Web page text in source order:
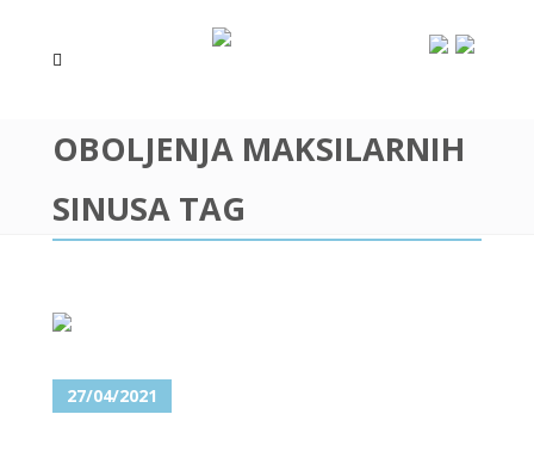
OBOLJENJA MAKSILARNIH
SINUSA TAG
27/04/2021